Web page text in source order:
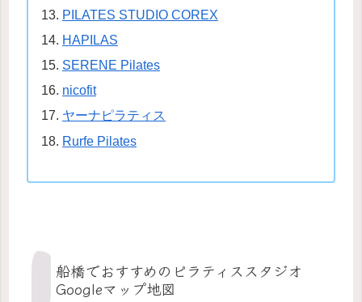
PILATES STUDIO COREX
HAPILAS
SERENE Pilates
nicofit
ヤーナピラティス
Rurfe Pilates
船橋でおすすめのピラティススタジオ
Googleマップ地図